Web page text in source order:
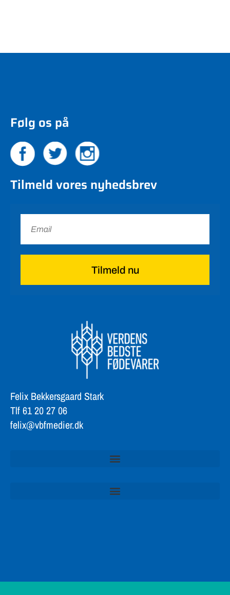
Følg os på
Tilmeld vores nyhedsbrev
Tilmeld nu
Felix Bekkersgaard Stark
Tlf 61 20 27 06
felix@vbfmedier.dk